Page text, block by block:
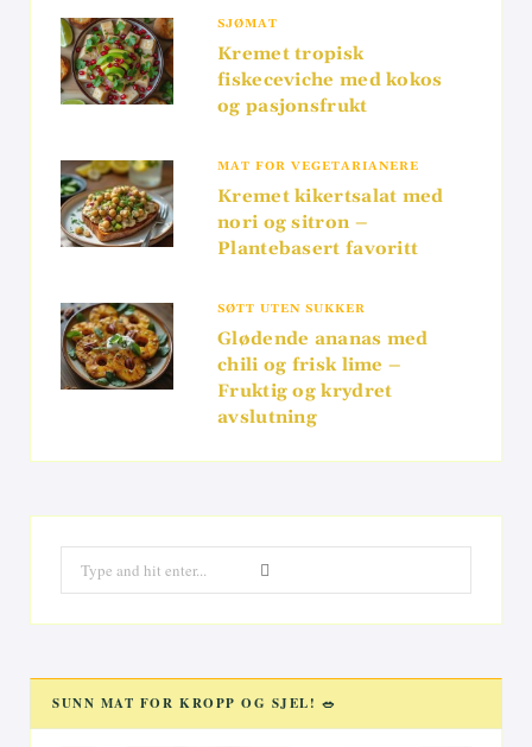
SJØMAT
Kremet tropisk
fiskeceviche med kokos
og pasjonsfrukt
MAT FOR VEGETARIANERE
Kremet kikertsalat med
nori og sitron –
Plantebasert favoritt
SØTT UTEN SUKKER
Glødende ananas med
chili og frisk lime –
Fruktig og krydret
avslutning
for:
SUNN MAT FOR KROPP OG SJEL! 🥗